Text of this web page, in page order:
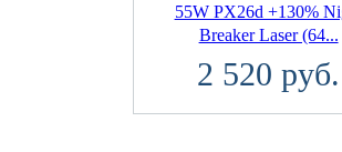
55W PX26d +130%
Breaker Laser (64...
2 520 руб.